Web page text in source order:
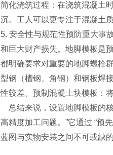
简化浇筑过程：在浇筑混凝土
沉。工人可以更专注于混凝土
5. 安全性与规范性预防重大事
和巨大财产损失。地脚模板是
都明确要求对重要的地脚螺栓
型钢（槽钢、角钢）和钢板焊
性较差。预制混凝土块模板：
总结来说，设置地脚模板的
高精度加工问题。”它通过 “预
蓝图与实物安装之间不可或缺